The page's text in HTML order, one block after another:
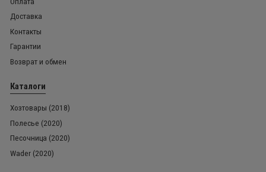
Доставка
Контакты
Гарантии
Возврат и обмен
Каталоги
Хозтовары (2018)
Полесье (2020)
Песочница (2020)
Wader (2020)